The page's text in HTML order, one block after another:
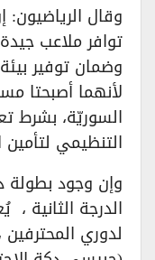
وقال الرياضيون:
توافر ملاعب
وضمان توفير
لأنهما أصبحتا
السوريّة، بشرط
التنظيمي
وإن وجود بطولة
الدرجة الثانية ،
لدوري المحترفين